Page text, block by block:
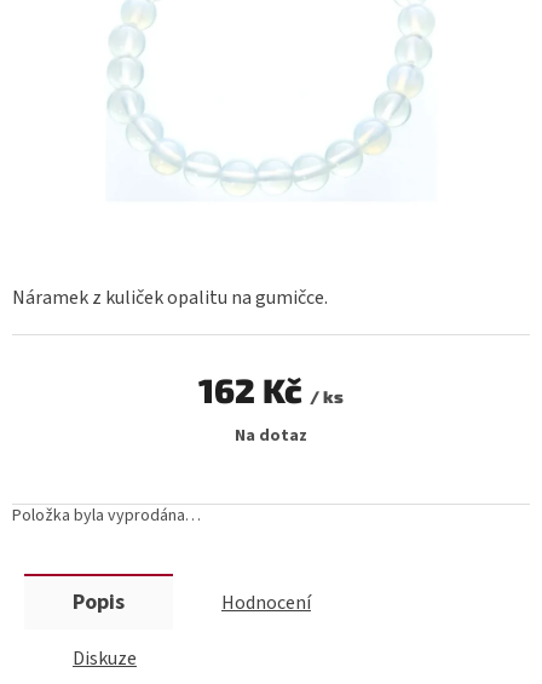
Položka byla vyprodána…
Náramek z kuliček opalitu na gumičce.
162 Kč / ks
cena:Na dotaz
Popis Hodnocení
Diskuze